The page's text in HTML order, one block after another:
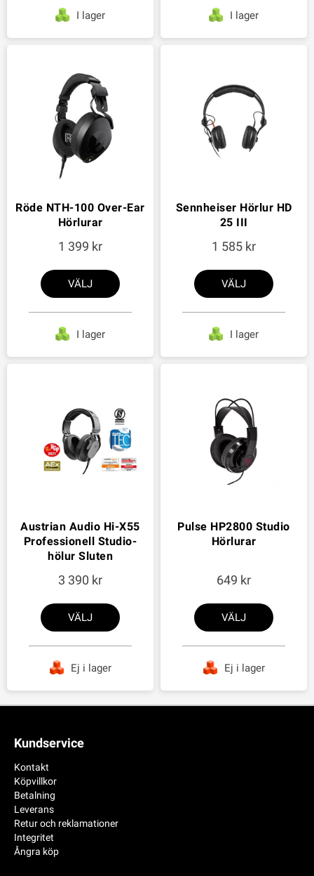
I lager I lager
Röde NTH-100 Over-Ear
Hörlurar
1 399
VÄLJ
I lager
Sennheiser Hörlur HD
25 III
1 585
VÄLJ
I lager
Austrian Audio Hi-X55
Professionell Studio-
hölur Sluten
3 390
VÄLJ
Ej i lager
Pulse HP2800 Studio
Hörlurar
649
VÄLJ
Ej i lager
Kundservice
Kontakt
Köpvillkor
Betalning
Leverans
Retur och reklamationer
Integritet
Ångra köp